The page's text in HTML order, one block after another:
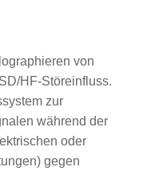
von
HF-Störeinfluss.
zur
während der
oder
gegen